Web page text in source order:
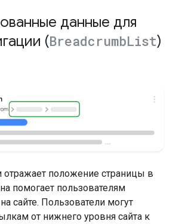
данные для
(BreadcrumbList)
отражает положение страницы в
помогает пользователям
сайте. Пользователи могут
от нижнего уровня сайта к